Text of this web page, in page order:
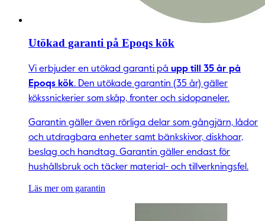
Utökad garanti på Epoqs kök
Vi erbjuder en utökad garanti på upp till 35 år på
Epoqs kök. Den utökade garantin (35 år) gäller
kökssnickerier som skåp, fronter och sidopaneler.
Garantin gäller även rörliga delar som gångjärn, lådor
och utdragbara enheter samt bänkskivor, diskhoar,
beslag och handtag. Garantin gäller endast för
hushållsbruk och täcker material- och tillverkningsfel.
Läs mer om garantin